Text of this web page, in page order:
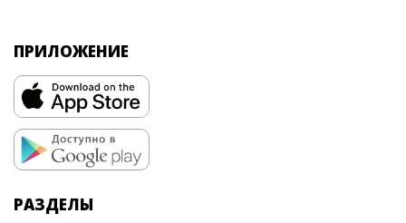
ПРИЛОЖЕНИЕ
РАЗДЕЛЫ